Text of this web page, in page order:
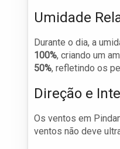
Umidade
Durante o dia, a
100%, criando um
50%, refletindo os
Direção e
Os ventos em
ventos não deve